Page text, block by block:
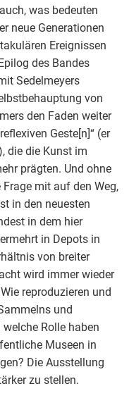
was bedeuten
neue Generationen
Ereignissen
des Bandes
Sedelmeyers
von
den Faden weiter
Geste[n]“ (er
die die Kunst im
prägten. Und ohne
mit auf den Weg,
in den neuesten
in dem hier
in Depots in
von breiter
wird immer wieder
reproduzieren und
und
Rolle haben
Museen in
Die Ausstellung
zu stellen.